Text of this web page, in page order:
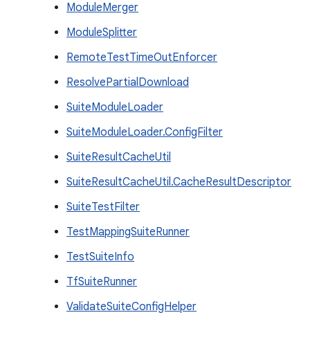
ModuleMerger
ModuleSplitter
RemoteTestTimeOutEnforcer
ResolvePartialDownload
SuiteModuleLoader
SuiteModuleLoader.ConfigFilter
SuiteResultCacheUtil
SuiteResultCacheUtil.CacheResultDescriptor
SuiteTestFilter
TestMappingSuiteRunner
TestSuiteInfo
TfSuiteRunner
ValidateSuiteConfigHelper